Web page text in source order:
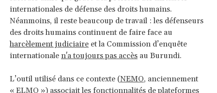
internationales de défense des droits humains.
Néanmoins, il reste beaucoup de travail : les défenseurs
des droits humains continuent de faire face au
harcèlement judiciaire et la Commission d’enquête
internationale n'a toujours pas accès au Burundi.
L’outil utilisé dans ce contexte (NEMO, anciennement
« ELMO ») associait les fonctionnalités de plateformes